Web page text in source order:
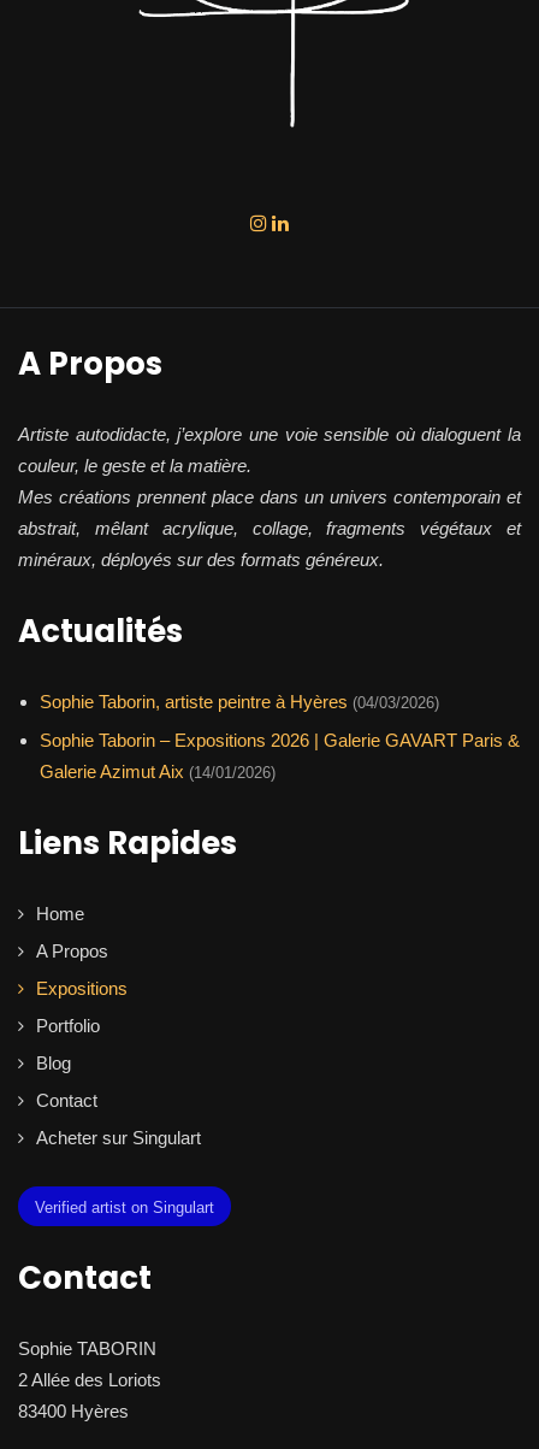
A Propos
Artiste autodidacte, j’explore une voie sensible où dialoguent la
couleur, le geste et la matière.
Mes créations prennent place dans un univers contemporain et
abstrait, mêlant acrylique, collage, fragments végétaux et
minéraux, déployés sur des formats généreux.
Actualités
Sophie Taborin, artiste peintre à Hyères (04/03/2026)
Sophie Taborin – Expositions 2026 | Galerie GAVART Paris &
Galerie Azimut Aix (14/01/2026)
Liens Rapides
Home
A Propos
Expositions
Portfolio
Blog
Contact
Acheter sur Singulart
Verified artist on Singulart
Contact
Sophie TABORIN
2 Allée des Loriots
83400 Hyères